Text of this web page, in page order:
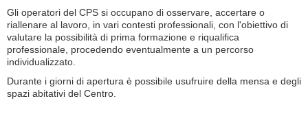
Gli operatori del CPS si occupano di osservare, accertare o
riallenare al lavoro, in vari contesti professionali, con l'obiettivo di
valutare la possibilità di prima formazione e riqualifica
professionale, procedendo eventualmente a un percorso
individualizzato.
Durante i giorni di apertura è possibile usufruire della mensa e degli
spazi abitativi del Centro.